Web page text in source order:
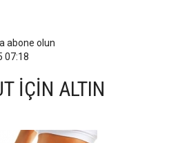
abone olun
07:18
İÇİN ALTIN